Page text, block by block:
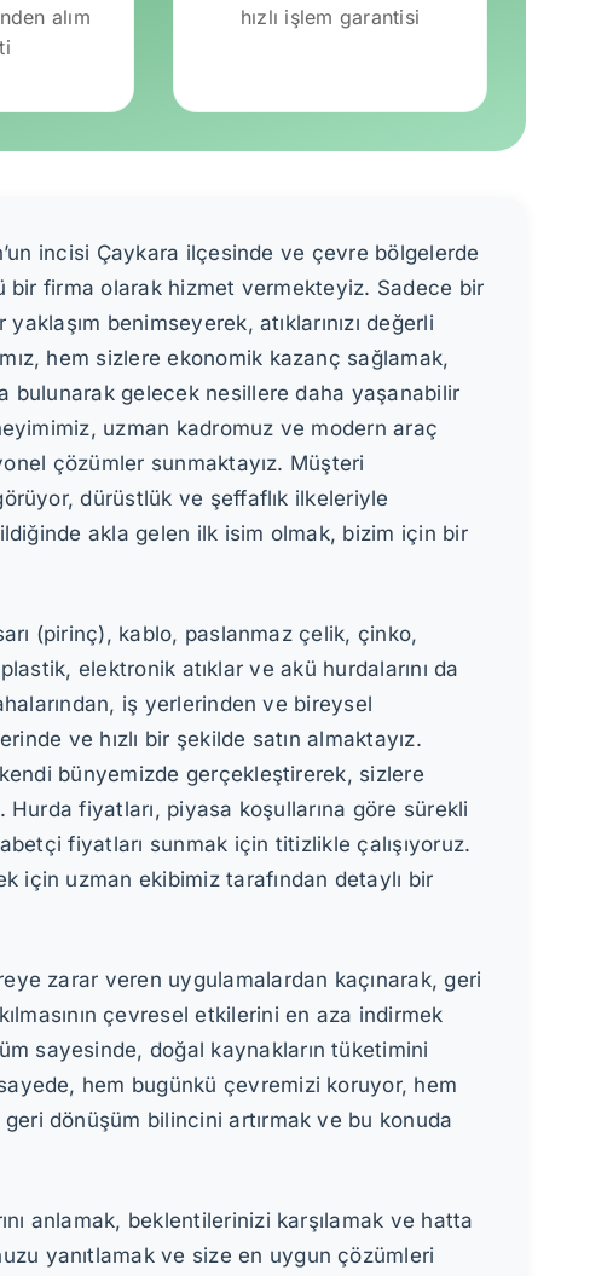
alım
hızlı işlem garantisi
incisi Çaykara ilçesinde ve çevre bölgelerde
bir firma olarak hizmet vermekteyiz. Sadece bir
benimseyerek, atıklarınızı değerli
hem sizlere ekonomik kazanç sağlamak,
bulunarak gelecek nesillere daha yaşanabilir
uzman kadromuz ve modern araç
çözümler sunmaktayız. Müşteri
dürüstlük ve şeffaflık ilkeleriyle
akla gelen ilk isim olmak, bizim için bir
(pirinç), kablo, paslanmaz çelik, çinko,
elektronik atıklar ve akü hurdalarını da
iş yerlerinden ve bireysel
ve hızlı bir şekilde satın almaktayız.
bünyemizde gerçekleştirerek, sizlere
fiyatları, piyasa koşullarına göre sürekli
fiyatları sunmak için titizlikle çalışıyoruz.
için uzman ekibimiz tarafından detaylı bir
zarar veren uygulamalardan kaçınarak, geri
çevresel etkilerini en aza indirmek
sayesinde, doğal kaynakların tüketimini
hem bugünkü çevremizi koruyor, hem
dönüşüm bilincini artırmak ve bu konuda
anlamak, beklentilerinizi karşılamak ve hatta
yanıtlamak ve size en uygun çözümleri